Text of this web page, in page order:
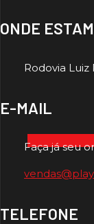
ONDE
Rodovia Luiz
E-MAIL
Faça já seu
TELEFONE